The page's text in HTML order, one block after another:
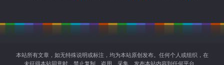
本站所有文章，如无特殊说明或标注，均为本站原创发布。任何个人或组织，在
未征得本站同意时，禁止复制、盗用、采集、发布本站内容到任何平台。